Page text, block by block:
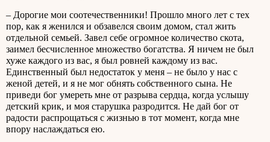
– Дорогие мои соотечественники! Прошло много лет с тех
пор, как я женился и обзавелся своим домом, стал жить
отдельной семьей. Завел себе огромное количество скота,
заимел бесчисленное множество богатства. Я ничем не был
хуже каждого из вас, я был ровней каждому из вас.
Единственный был недостаток у меня – не было у нас с
женой детей, и я не мог обнять собственного сына. Не
приведи бог умереть мне от разрыва сердца, когда услышу
детский крик, и моя старушка разродится. Не дай бог от
радости распрощаться с жизнью в тот момент, когда мне
впору наслаждаться ею.